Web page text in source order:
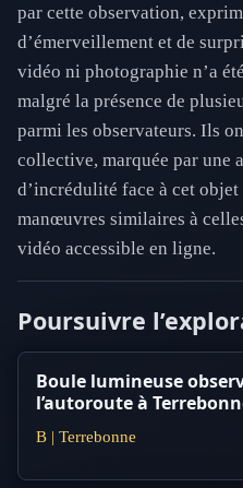
par cette observation,
d’émerveillement et de
vidéo ni photographie n’a
malgré la présence de
parmi les observateurs. Ils
collective, marquée par une
d’incrédulité face à cet
manœuvres similaires à
vidéo accessible en ligne.
Poursuivre
Boule lumineuse
l’autoroute à
B | Terrebonne